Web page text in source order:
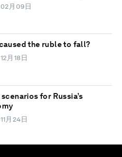
月09日
the ruble to fall?
月18日
for Russia’s
月24日